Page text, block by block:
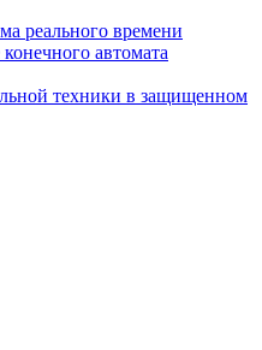
реального времени
автомата
техники в защищенном